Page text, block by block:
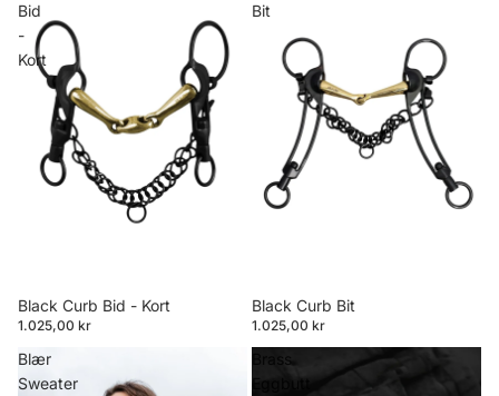
Bid
-
Kort
Black Curb Bid - Kort
1.025,00 kr
Bit
Black Curb Bit
1.025,00 kr
Blær
Sweater
Brass
Eggbutt